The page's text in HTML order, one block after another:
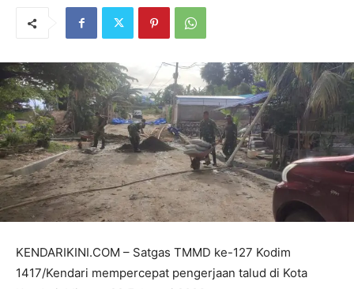
KENDARIKINI.COM – Satgas TMMD ke-127 Kodim
1417/Kendari mempercepat pengerjaan talud di Kota